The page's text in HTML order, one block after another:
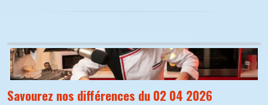
Savourez nos différences du 02 04 2026